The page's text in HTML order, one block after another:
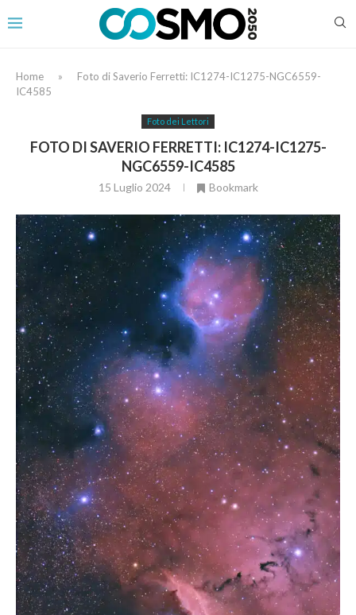
Home »
Foto di Saverio Ferretti: IC1274-IC1275-NGC6559-
IC4585
Foto dei Lettori
FOTO DI SAVERIO FERRETTI: IC1274-IC1275-
NGC6559-IC4585
15 Luglio 2024 Bookmark